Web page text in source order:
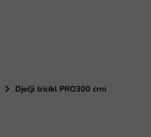
Dječji tricikl PRO300 crni